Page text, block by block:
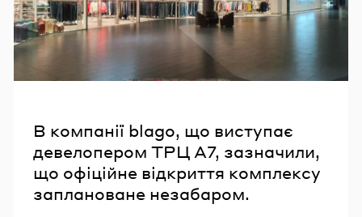
В компанії blago, що виступає
девелопером ТРЦ А7, зазначили,
що офіційне відкриття комплексу
заплановане незабаром.